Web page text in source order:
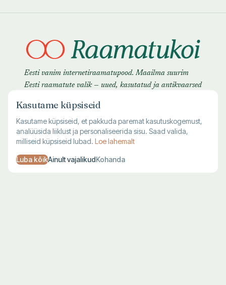
Eesti vanim internetiraamatupood. Maailma suurim
Eesti raamatute valik — uued, kasutatud ja antikvaarsed
Kasutame küpsiseid
Kasutame küpsiseid, et pakkuda paremat kasutuskogemust,
analüüsida liiklust ja personaliseerida sisu. Saad valida,
milliseid küpsiseid lubad. Loe lahemalt
Luba kõikAinult vajalikudKohanda